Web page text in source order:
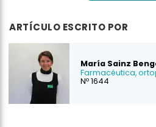
ARTÍCULO ESCRITO POR
María Sainz
Farmacéutica,
Nº 1644